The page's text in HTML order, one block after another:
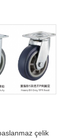
çelik